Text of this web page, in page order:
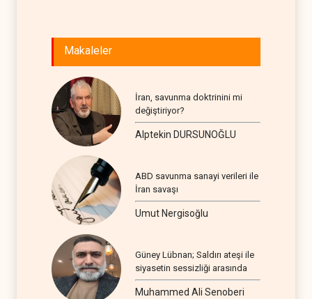
Makaleler
İran, savunma doktrinini mi
değiştiriyor?
Alptekin DURSUNOĞLU
ABD savunma sanayi verileri ile
İran savaşı
Umut Nergisoğlu
Güney Lübnan; Saldırı ateşi ile
siyasetin sessizliği arasında
Muhammed Ali Senoberi